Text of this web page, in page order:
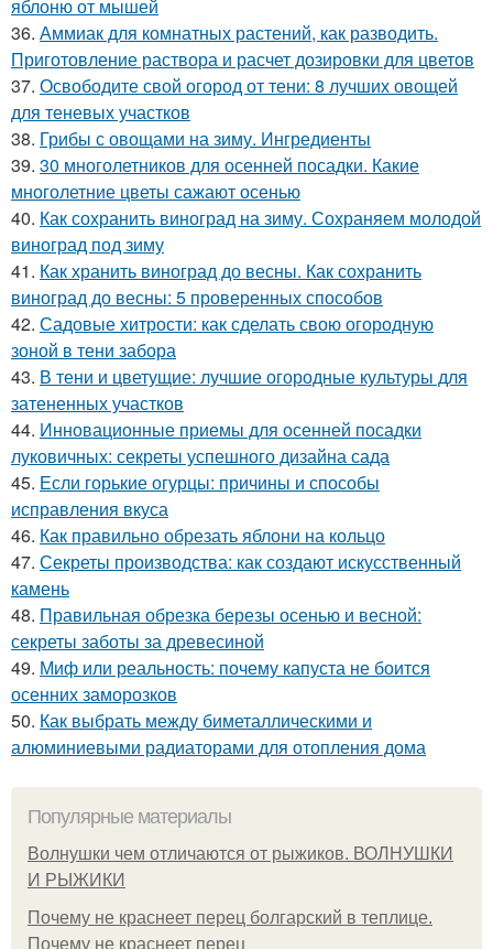
яблоню от мышей
36. Аммиак для комнатных растений, как разводить.
Приготовление раствора и расчет дозировки для цветов
37. Освободите свой огород от тени: 8 лучших овощей
для теневых участков
38. Грибы с овощами на зиму. Ингредиенты
39. 30 многолетников для осенней посадки. Какие
многолетние цветы сажают осенью
40. Как сохранить виноград на зиму. Сохраняем молодой
виноград под зиму
41. Как хранить виноград до весны. Как сохранить
виноград до весны: 5 проверенных способов
42. Садовые хитрости: как сделать свою огородную
зоной в тени забора
43. В тени и цветущие: лучшие огородные культуры для
затененных участков
44. Инновационные приемы для осенней посадки
луковичных: секреты успешного дизайна сада
45. Если горькие огурцы: причины и способы
исправления вкуса
46. Как правильно обрезать яблони на кольцо
47. Секреты производства: как создают искусственный
камень
48. Правильная обрезка березы осенью и весной:
секреты заботы за древесиной
49. Миф или реальность: почему капуста не боится
осенних заморозков
50. Как выбрать между биметаллическими и
алюминиевыми радиаторами для отопления дома
Популярные материалы
Волнушки чем отличаются от рыжиков. ВОЛНУШКИ
И РЫЖИКИ
Почему не краснеет перец болгарский в теплице.
Почему не краснеет перец